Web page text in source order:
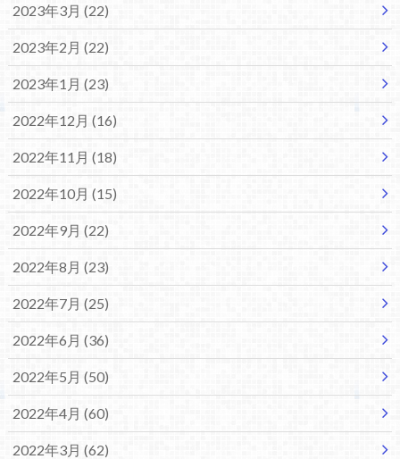
2023年3月 (22)
2023年2月 (22)
2023年1月 (23)
2022年12月 (16)
2022年11月 (18)
2022年10月 (15)
2022年9月 (22)
2022年8月 (23)
2022年7月 (25)
2022年6月 (36)
2022年5月 (50)
2022年4月 (60)
2022年3月 (62)